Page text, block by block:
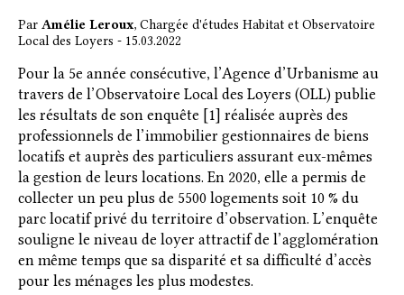
Par Amélie Leroux, Chargée d'études Habitat et Observatoire
Local des Loyers - 15.03.2022
Pour la 5e année consécutive, l’Agence d’Urbanisme au
travers de l’Observatoire Local des Loyers (OLL) publie
les résultats de son enquête [1] réalisée auprès des
professionnels de l’immobilier gestionnaires de biens
locatifs et auprès des particuliers assurant eux-mêmes
la gestion de leurs locations. En 2020, elle a permis de
collecter un peu plus de 5500 logements soit 10 % du
parc locatif privé du territoire d’observation. L’enquête
souligne le niveau de loyer attractif de l’agglomération
en même temps que sa disparité et sa difficulté d’accès
pour les ménages les plus modestes.